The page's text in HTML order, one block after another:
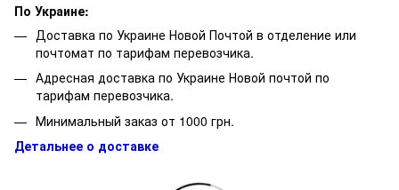
По Украине:
Доставка по Украине Новой Почтой в отделение или
почтомат по тарифам перевозчика.
Адресная доставка по Украине Новой почтой по
тарифам перевозчика.
Минимальный заказ от 1000 грн.
Детальнее о доставке